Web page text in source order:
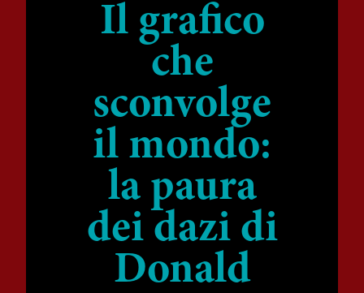
Il grafico
che
sconvolge
il mondo:
la paura
dei dazi di
Donald